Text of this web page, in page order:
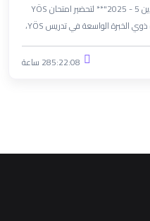
تقدم منصة "YÖS We Can" دورة **"مستجدين 5 - 2025"** لتحضير امتحان YÖS
في تركيا. يشرف على الدورة نخبة من الأساتذة ذوي الخبرة الواسعة في تدريس YÖS،
أحمد معيرية، والآنسة نسرين رحال.
285:22:08 ساعة